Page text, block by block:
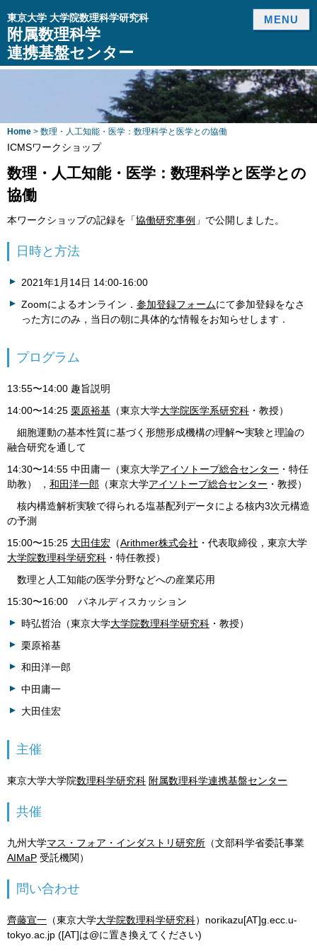
東京大学 大学院数理科学研究科
附属数理科学
連携基盤センター
Home > 数理・人工知能・医学：数理科学と医学との協働
ICMSワークショップ
数理・人工知能・医学：数理科学と医学との
協働
本ワークショップの記録を「協働研究事例 」で公開しました。
日時と方法
2021年1月14日 14:00-16:00
Zoomによるオンライン． 参加登録フォームにて参加登録をなさ
った方にのみ，当日の朝に具体的な情報をお知らせします．
プログラム
13:55〜14:00 趣旨説明
14:00〜14:25 栗原裕基 （東京大学大学院医学系研究科 ・教授）
細胞運動の基本性質に基づく形態形成機構の理解 〜実験と理論の
融合研究を通して
14:30〜14:55 中田庸一（東京大学アイソトープ総合センター ・特任
助教） ， 和田洋一郎 （東京大学アイソトープ総合センター ・教授）
核内構造解析実験で得られる塩基配列データによる核内3次元構造
の予測
15:00〜15:25 大田佳宏 （Arithmer株式会社 ・代表取締役，東京大学
大学院数理科学研究科 ・特任教授）
数理と人工知能の医学分野などへの産業応用
15:30〜16:00 パネルディスカッション
時弘哲治（東京大学大学院数理科学研究科 ・教授）
栗原裕基
和田洋一郎
中田庸一
大田佳宏
主催
東京大学大学院数理科学研究科 附属数理科学連携基盤センター
共催
九州大学マス・フォア・インダストリ研究所 （文部科学省委託事業
AIMaP 受託機関）
問い合わせ
齊藤宣一 （東京大学大学院数理科学研究科）norikazu[AT]g.ecc.u-
tokyo.ac.jp ([AT]は@に置き換えてください)
MENU